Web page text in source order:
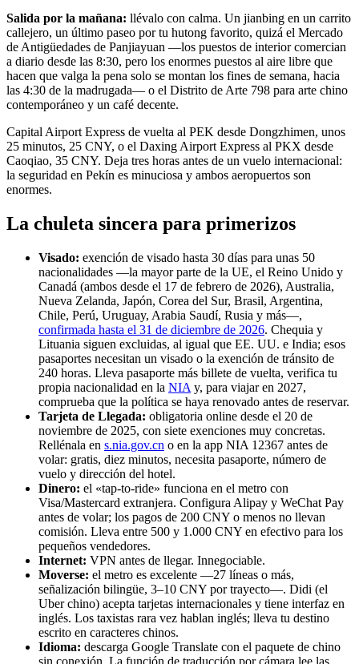
Salida por la mañana: llévalo con calma. Un jianbing en un carrito
callejero, un último paseo por tu hutong favorito, quizá el Mercado
de Antigüedades de Panjiayuan —los puestos de interior comercian
a diario desde las 8:30, pero los enormes puestos al aire libre que
hacen que valga la pena solo se montan los fines de semana, hacia
las 4:30 de la madrugada— o el Distrito de Arte 798 para arte chino
contemporáneo y un café decente.
Capital Airport Express de vuelta al PEK desde Dongzhimen, unos
25 minutos, 25 CNY, o el Daxing Airport Express al PKX desde
Caoqiao, 35 CNY. Deja tres horas antes de un vuelo internacional:
la seguridad en Pekín es minuciosa y ambos aeropuertos son
enormes.
La chuleta sincera para primerizos
Visado: exención de visado hasta 30 días para unas 50
nacionalidades —la mayor parte de la UE, el Reino Unido y
Canadá (ambos desde el 17 de febrero de 2026), Australia,
Nueva Zelanda, Japón, Corea del Sur, Brasil, Argentina,
Chile, Perú, Uruguay, Arabia Saudí, Rusia y más—,
confirmada hasta el 31 de diciembre de 2026. Chequia y
Lituania siguen excluidas, al igual que EE. UU. e India; esos
pasaportes necesitan un visado o la exención de tránsito de
240 horas. Lleva pasaporte más billete de vuelta, verifica tu
propia nacionalidad en la NIA y, para viajar en 2027,
comprueba que la política se haya renovado antes de reservar.
Tarjeta de Llegada: obligatoria online desde el 20 de
noviembre de 2025, con siete exenciones muy concretas.
Rellénala en s.nia.gov.cn o en la app NIA 12367 antes de
volar: gratis, diez minutos, necesita pasaporte, número de
vuelo y dirección del hotel.
Dinero: el «tap-to-ride» funciona en el metro con
Visa/Mastercard extranjera. Configura Alipay y WeChat Pay
antes de volar; los pagos de 200 CNY o menos no llevan
comisión. Lleva entre 500 y 1.000 CNY en efectivo para los
pequeños vendedores.
Internet: VPN antes de llegar. Innegociable.
Moverse: el metro es excelente —27 líneas o más,
señalización bilingüe, 3–10 CNY por trayecto—. Didi (el
Uber chino) acepta tarjetas internacionales y tiene interfaz en
inglés. Los taxistas rara vez hablan inglés; lleva tu destino
escrito en caracteres chinos.
Idioma: descarga Google Translate con el paquete de chino